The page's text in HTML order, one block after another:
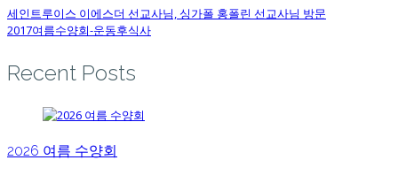
세인트루이스 이에스더 선교사님, 싱가폴 홍폴린 선교사님 방문
2017여름수양회-운동후식사
Recent Posts
2026 여름 수양회